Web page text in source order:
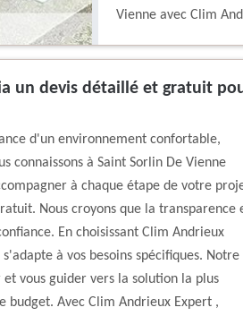
Vienne avec Clim
un devis détaillé et gratuit
d'un environnement confortable,
connaissons à Saint Sorlin De Vienne
à chaque étape de votre
Nous croyons que la transparence
En choisissant Clim Andrieux
à vos besoins spécifiques. Notre
vous guider vers la solution la plus
budget. Avec Clim Andrieux Expert ,